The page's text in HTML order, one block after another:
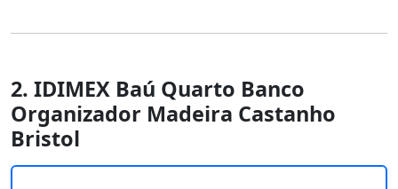
2. IDIMEX Baú Quarto Banco
Organizador Madeira Castanho
Bristol